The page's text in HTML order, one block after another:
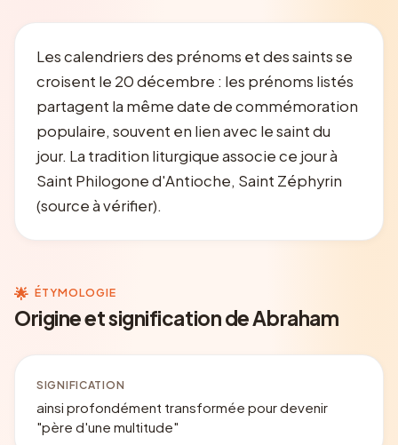
Les calendriers des prénoms et des saints se
croisent le 20 décembre : les prénoms listés
partagent la même date de commémoration
populaire, souvent en lien avec le saint du
jour. La tradition liturgique associe ce jour à
Saint Philogone d'Antioche, Saint Zéphyrin
(source à vérifier).
🌟 ÉTYMOLOGIE
Origine et signification de Abraham
SIGNIFICATION
ainsi profondément transformée pour devenir
"père d'une multitude"